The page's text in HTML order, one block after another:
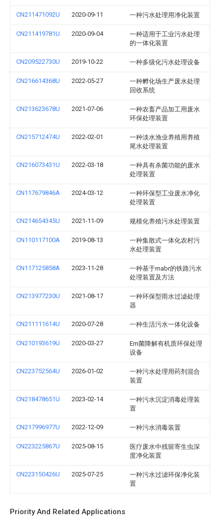
CN211471092U 2020-09-11 一种污水处理用净化装置
CN211419781U 2020-09-04
一种适用于工业污水处理
的一体化装置
CN209522730U 2019-10-22 一种多级化污水处理设备
CN216614368U 2022-05-27
一种孵化场生产废水处理
回收系统
CN213623678U 2021-07-06
一种农畜产品加工用废水
环保处理装置
CN215712474U 2022-02-01
一种淡水渔业养殖用养殖
尾水处理装置
CN216073431U 2022-03-18
一种具有杀菌功能的废水
处理装置
CN117679846A 2024-03-12
一种环保型工业废水净化
处理装置
CN214654345U 2021-11-09 规模化养殖污水处理装置
CN110117100A 2019-08-13
一种集散式一体化农村污
水处理装置
CN117125858A 2023-11-28
一种基于mabr的铁路污水
处理装置及方法
CN213977230U 2021-08-17
一种环保型雨水过滤处理
器
CN211111614U 2020-07-28 一种生活污水一体化设备
CN210193619U 2020-03-27
Em菌降解有机质环保处理
设备
CN223752564U 2026-01-02
一种污水处理用药剂混合
装置
CN218478651U 2023-02-14
一种污水沉淀消毒处理装
置
CN217996977U 2022-12-09 一种污水消毒装置
CN223225867U 2025-08-15
医疗废水中残留寄生虫深
度净化装置
CN223150426U 2025-07-25
一种污水过滤环保净化装
置
Priority And Related Applications